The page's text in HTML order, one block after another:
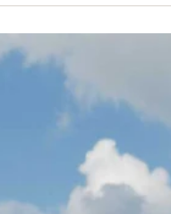
inspirerend eco-
voor groen bouwen